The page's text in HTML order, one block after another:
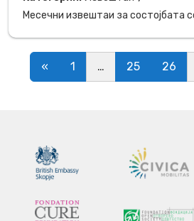
Месечни извештаи за состојбата
Posts navigation
« 1 … 25 26